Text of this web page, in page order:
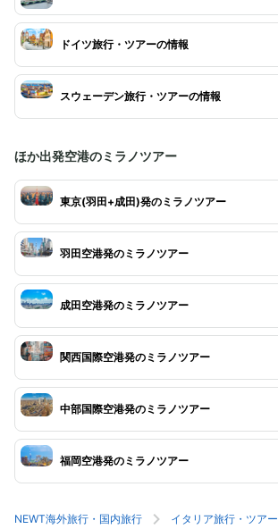
ドイツ旅行・ツアーの情報
スウェーデン旅行・ツアーの情報
ほか出発空港のミラノツアー
東京(羽田+成田)発のミラノツアー
羽田空港発のミラノツアー
成田空港発のミラノツアー
関西国際空港発のミラノツアー
中部国際空港発のミラノツアー
福岡空港発のミラノツアー
NEWT海外旅行・国内旅行 イタリア旅行・ツアー